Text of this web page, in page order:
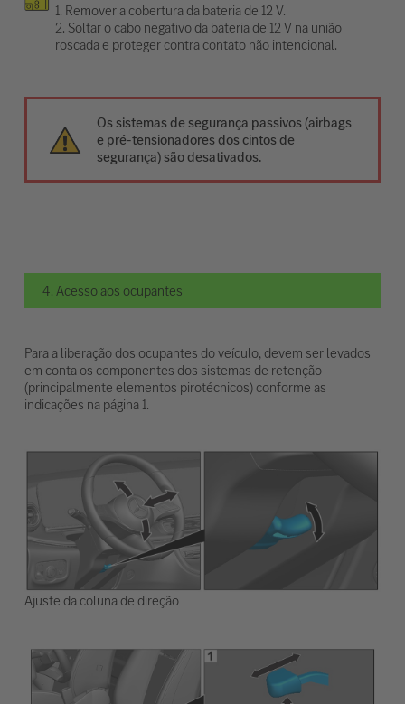
1. Remover a cobertura da bateria de 12 V.
2. Soltar o cabo negativo da bateria de 12 V na união
roscada e proteger contra contato não intencional.
Os sistemas de segurança passivos (airbags
e pré-tensionadores dos cintos de
segurança) são desativados.
4. Acesso aos ocupantes
Para a liberação dos ocupantes do veículo, devem ser levados
em conta os componentes dos sistemas de retenção
(principalmente elementos pirotécnicos) conforme as
indicações na página 1.
Ajuste da coluna de direção